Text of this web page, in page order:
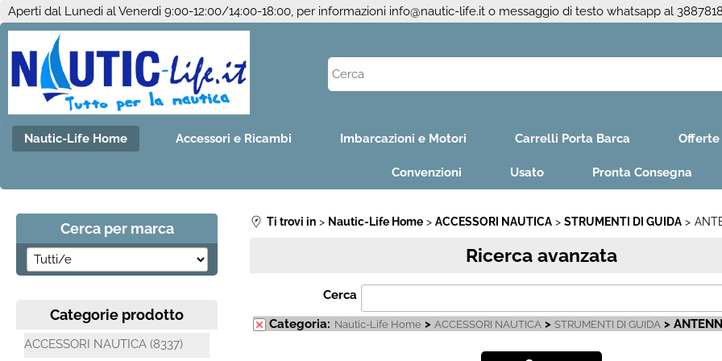
Aperti dal Lunedi al Venerdi 9:00-12:00/14:00-18:00, per informazioni info@nautic-life.it o messaggio di testo whatsapp al
Per
Nautic-Life Home Accessori e Ricambi Imbarcazioni e Motori Carrelli Porta Barca Offerte
Convenzioni Usato Pronta Consegna
Cerca per marca
Categorie prodotto
ACCESSORI NAUTICA (8337)
Ti trovi in Nautic-Life Home ACCESSORI NAUTICA STRUMENTI DI GUIDA
Ricerca avanzata
Cerca
Categoria: Nautic-Life Home > ACCESSORI NAUTICA > STRUMENTI DI GUIDA >